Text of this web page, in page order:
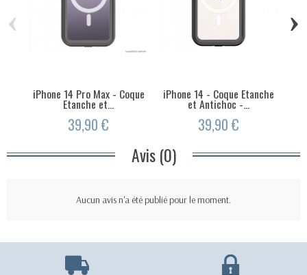
iPhone 14 Pro Max - Coque
Etanche et...
39,90 €
iPhone 14 - Coque Etanche
et Antichoc -...
39,90 €
‹ ›
Avis (0)
Aucun avis n'a été publié pour le moment.